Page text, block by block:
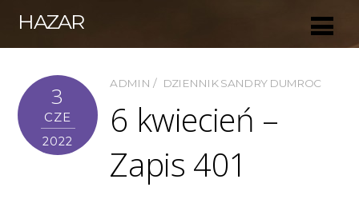
HAZAR
3
CZE
2022
ADMIN DZIENNIK SANDRY DUMROC
6 kwiecień –
Zapis 401